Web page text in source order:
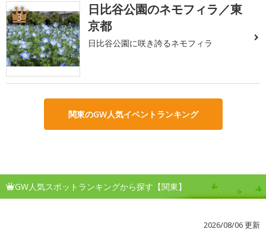
3
日比谷公園のネモフィラ／東
京都
日比谷公園に咲き誇るネモフィラ
関東のGW人気イベントランキング
GW人気スポットランキングから探す【関東】
2026/08/06 更新